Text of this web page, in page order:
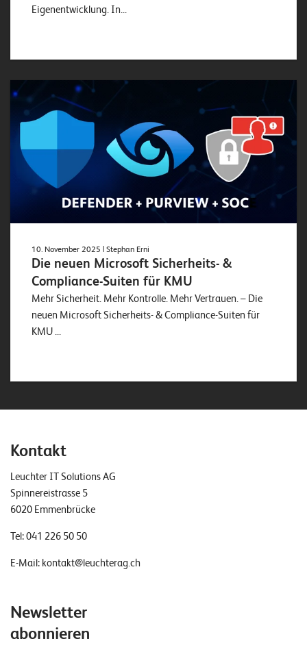
Eigenentwicklung. In...
10. November 2025 | Stephan Erni
Die neuen Microsoft Sicherheits- &
Compliance-Suiten für KMU
Mehr Sicherheit. Mehr Kontrolle. Mehr Vertrauen. – Die
neuen Microsoft Sicherheits- & Compliance-Suiten für
KMU ...
Kontakt
Leuchter IT Solutions AG
Spinnereistrasse 5
6020 Emmenbrücke
Tel:041 226 50 50
E-Mail: kontakt@leuchterag.ch
Newsletter
abonnieren